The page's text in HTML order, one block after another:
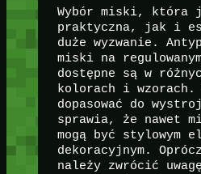
Wybór miski, która
praktyczna, jak i
duże wyzwanie.
miski na
dostępne są w
kolorach i wzorach.
dopasować do
sprawia, że nawet
mogą być stylowym
dekoracyjnym.
należy zwrócić